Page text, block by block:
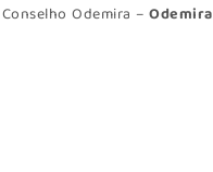
Odemira –Odemira